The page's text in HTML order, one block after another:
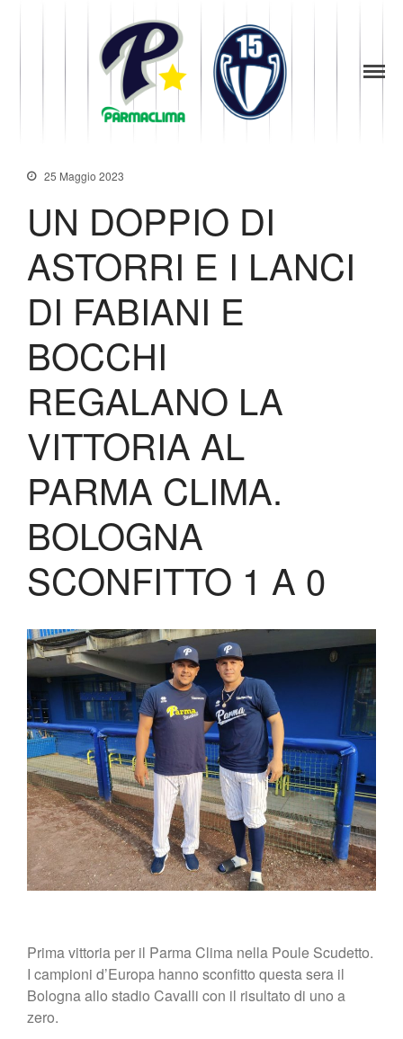
Diventa Socio
Storia
Codice di Condotta
Maglie Ritirate
Contatti
Biglietteria
Lo Stadio
Shop
25 Maggio 2023
UN DOPPIO DI
ASTORRI E I LANCI
DI FABIANI E
BOCCHI
REGALANO LA
VITTORIA AL
PARMA CLIMA.
BOLOGNA
SCONFITTO 1 A 0
Prima vittoria per il Parma Clima nella Poule Scudetto.
I campioni d’Europa hanno sconfitto questa sera il
Bologna allo stadio Cavalli con il risultato di uno a
zero.